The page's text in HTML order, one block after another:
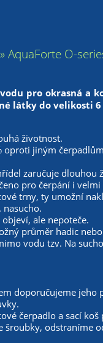
AquaForte O-
pro okrasná a
látky do velikosti
životnost.
oproti jiným
zaručuje dlouhou
pro čerpání i
trny, ty umožní
ale nepoteče.
průměr hadic
vodu tzv. Na
doporučujeme jeho
čerpadlo a sací
šroubky, odstraníme